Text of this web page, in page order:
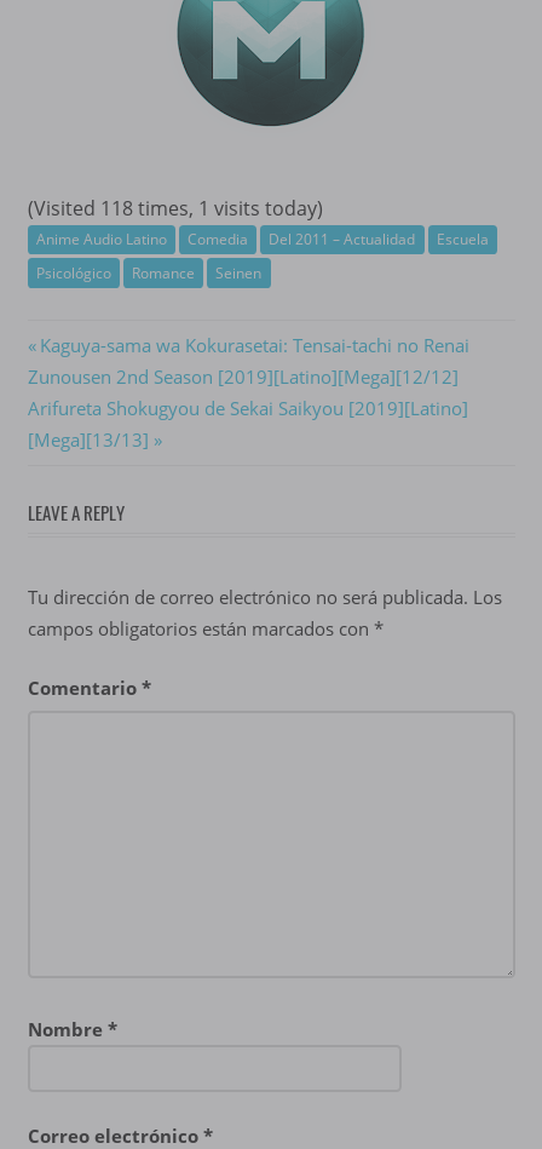
(Visited 118 times, 1 visits today)
Anime Audio Latino Comedia Del 2011 – Actualidad
Escuela
Psicológico
Romance Seinen
Navegación
de
entradas
Previous
Post:
Kaguya-sama wa Kokurasetai: Tensai-tachi no Renai
Zunousen 2nd Season [2019][Latino][Mega][12/12]
Next
Post:
Arifureta Shokugyou de Sekai Saikyou [2019][Latino]
[Mega][13/13]
LEAVE A REPLY
Tu dirección de correo electrónico no será publicada. Los
campos obligatorios están marcados con *
Comentario *
Nombre *
Correo electrónico *